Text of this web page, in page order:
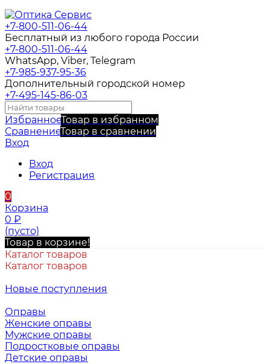
+7-800-511-06-44
Бесплатный из любого города России
+7-800-511-06-44
WhatsApp, Viber, Telegram
+7-985-937-95-36
Дополнительный городской номер
+7-495-145-86-03
ИзбранноеТовар в избранном
СравнениеТовар в сравнении
Вход
Вход
Регистрация
0
Корзина
0 ₽
(пусто)
Товар в корзине!
Каталог товаров
Каталог товаров
Новые поступления
Оправы
Женские оправы
Мужские оправы
Подростковые оправы
Детские оправы